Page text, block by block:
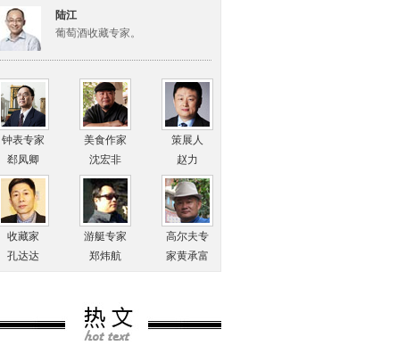
陆江
葡萄酒收藏专家。
钟表专家
郄凤卿
美食作家
沈宏非
策展人
赵力
收藏家
孔达达
游艇专家
郑炜航
高尔夫专
家黄承富